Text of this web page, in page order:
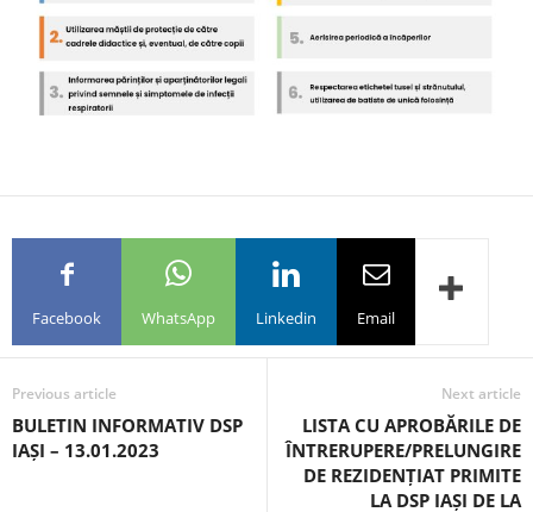
Facebook WhatsApp Linkedin Email
Previous article
BULETIN INFORMATIV DSP
IAȘI – 13.01.2023
Next article
LISTA CU APROBĂRILE DE
ÎNTRERUPERE/PRELUNGIRE
DE REZIDENȚIAT PRIMITE
LA DSP IAȘI DE LA